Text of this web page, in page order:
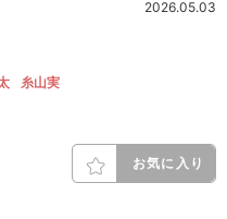
2026.05.03
糸山実
お気に入り